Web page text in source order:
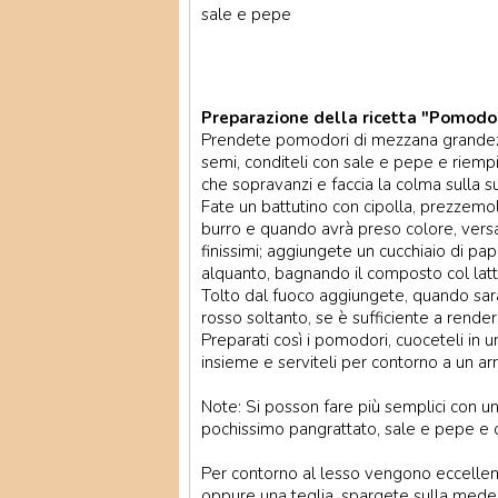
sale e pepe
Preparazione della ricetta
Prendete pomodori di mezzana
semi, conditeli con sale e pepe e
che sopravanzi e faccia la colma sulla
Fate un battutino con cipolla,
burro e quando avrà preso colore,
finissimi; aggiungete un cucchiaio di
alquanto, bagnando il composto col
Tolto dal fuoco aggiungete, quando
rosso soltanto, se è sufficiente a
Preparati così i pomodori, cuoceteli in
insieme e serviteli per contorno a un
Note: Si posson fare più semplici con
pochissimo pangrattato, sale e pepe
Per contorno al lesso vengono